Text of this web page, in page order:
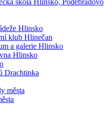
škola Hlinsko, Poděbradovo
Hlinsko
klub Hlinečan
a galerie Hlinsko
Hlinsko
Drachtinka
města